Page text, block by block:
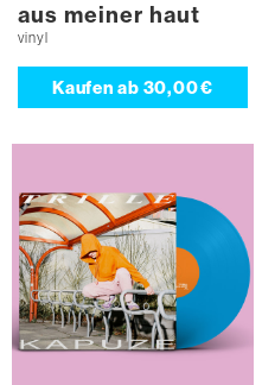
aus meiner haut
vinyl
Kaufen ab 30,00 €